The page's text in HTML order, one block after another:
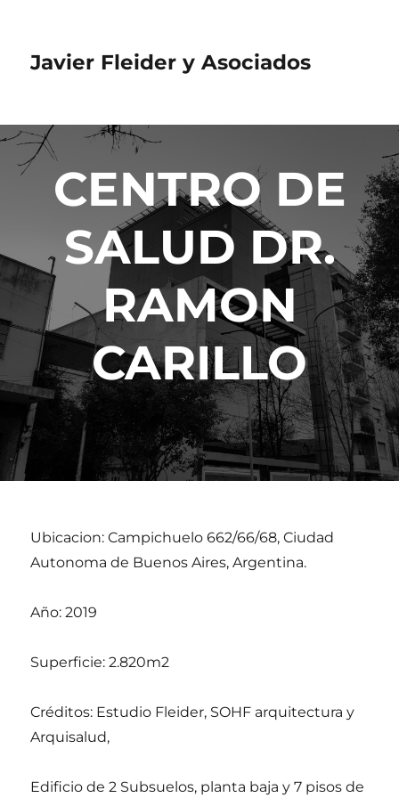
Javier Fleider y Asociados
CENTRO DE
SALUD DR.
RAMON
CARILLO
Ubicacion: Campichuelo 662/66/68, Ciudad
Autonoma de Buenos Aires, Argentina.
Año: 2019
Superficie: 2.820m2
Créditos: Estudio Fleider, SOHF arquitectura y
Arquisalud,
Edificio de 2 Subsuelos, planta baja y 7 pisos de